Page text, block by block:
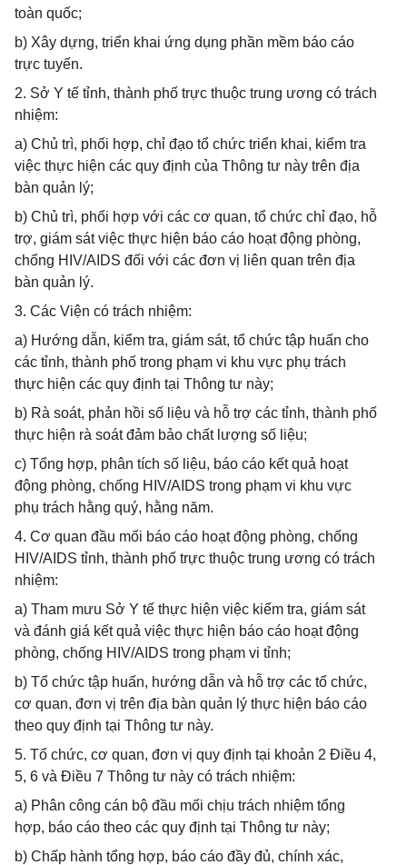
toàn quốc;
b) Xây dựng, triển khai ứng dụng phần mềm báo cáo
trực tuyến.
2. Sở Y tế tỉnh, thành phố trực thuộc trung ương có trách
nhiệm:
a) Chủ trì, phối hợp, chỉ đạo tổ chức triển khai, kiểm tra
việc thực hiện các quy định của Thông tư này trên địa
bàn quản lý;
b) Chủ trì, phối hợp với các cơ quan, tổ chức chỉ đạo, hỗ
trợ, giám sát việc thực hiện báo cáo hoạt động phòng,
chống HIV/AIDS đối với các đơn vị liên quan trên địa
bàn quản lý.
3. Các Viện có trách nhiệm:
a) Hướng dẫn, kiểm tra, giám sát, tổ chức tập huấn cho
các tỉnh, thành phố trong phạm vi khu vực phụ trách
thực hiện các quy định tại Thông tư này;
b) Rà soát, phản hồi số liệu và hỗ trợ các tỉnh, thành phố
thực hiện rà soát đảm bảo chất lượng số liệu;
c) Tổng hợp, phân tích số liệu, báo cáo kết quả hoạt
động phòng, chống HIV/AIDS trong phạm vi khu vực
phụ trách hằng quý, hằng năm.
4. Cơ quan đầu mối báo cáo hoạt động phòng, chống
HIV/AIDS tỉnh, thành phố trực thuộc trung ương có trách
nhiệm:
a) Tham mưu Sở Y tế thực hiện việc kiểm tra, giám sát
và đánh giá kết quả việc thực hiện báo cáo hoạt động
phòng, chống HIV/AIDS trong phạm vi tỉnh;
b) Tổ chức tập huấn, hướng dẫn và hỗ trợ các tổ chức,
cơ quan, đơn vị trên địa bàn quản lý thực hiện báo cáo
theo quy định tại Thông tư này.
5. Tổ chức, cơ quan, đơn vị quy định tại khoản 2 Điều 4,
5, 6 và Điều 7 Thông tư này có trách nhiệm:
a) Phân công cán bộ đầu mối chịu trách nhiệm tổng
hợp, báo cáo theo các quy định tại Thông tư này;
b) Chấp hành tổng hợp, báo cáo đầy đủ, chính xác,